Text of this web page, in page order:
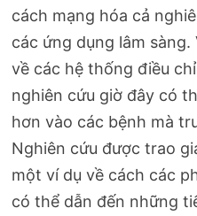
cách mạng hóa cả
các ứng dụng lâm
về các hệ thống điều
nghiên cứu giờ đây có
hơn vào các bệnh mà
Nghiên cứu được trao
một ví dụ về cách các
có thể dẫn đến những